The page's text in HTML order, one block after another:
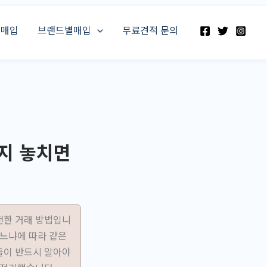
입 브랜드별매입 무료견적 문의
놓치면
거래 방법입니
냐에 따라 같은
반드시 알아야